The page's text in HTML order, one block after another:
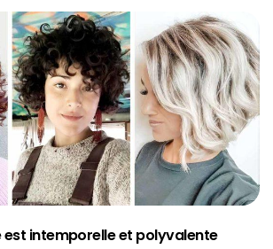
est intemporelle et polyvalente